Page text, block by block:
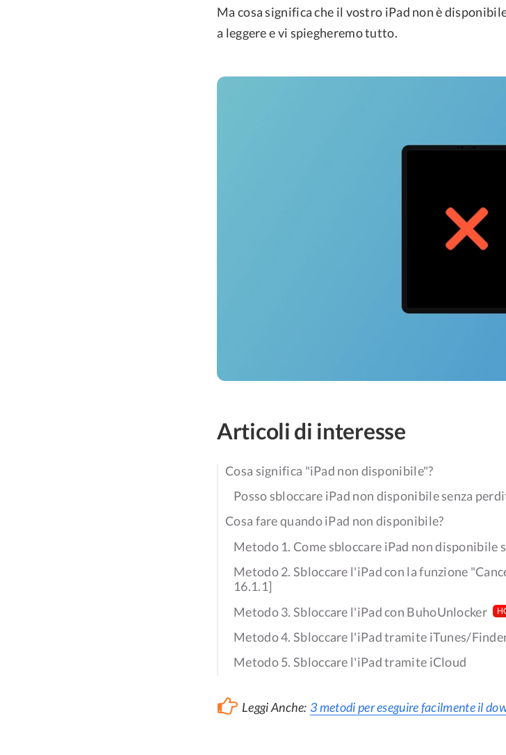
Ma cosa significa che il vostro iPad non è
a leggere e vi spiegheremo tutto.
Articoli di interesse
Cosa significa "iPad non disponibile"?
Posso sbloccare iPad non disponibile senza
Cosa fare quando iPad non disponibile?
Metodo 1. Come sbloccare iPad non disponibile
Metodo 2. Sbloccare l'iPad con la funzione
16.1.1]
Metodo 3. Sbloccare l'iPad con BuhoUnlocker
Metodo 4. Sbloccare l'iPad tramite iTunes/
Metodo 5. Sbloccare l'iPad tramite iCloud
Leggi Anche: 3 metodi per eseguire facilmente il